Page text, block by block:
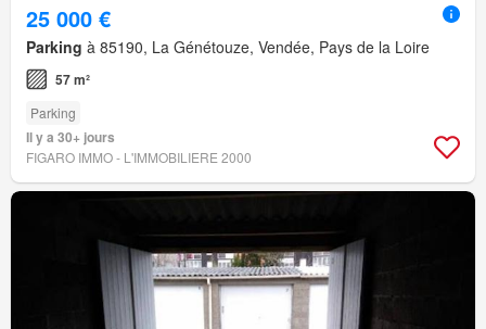
25 000 €
Parking à 85190, La Génétouze, Vendée, Pays de la Loire
57 m²
Parking
Il y a 30+ jours
FIGARO IMMO - L'IMMOBILIERE 2000